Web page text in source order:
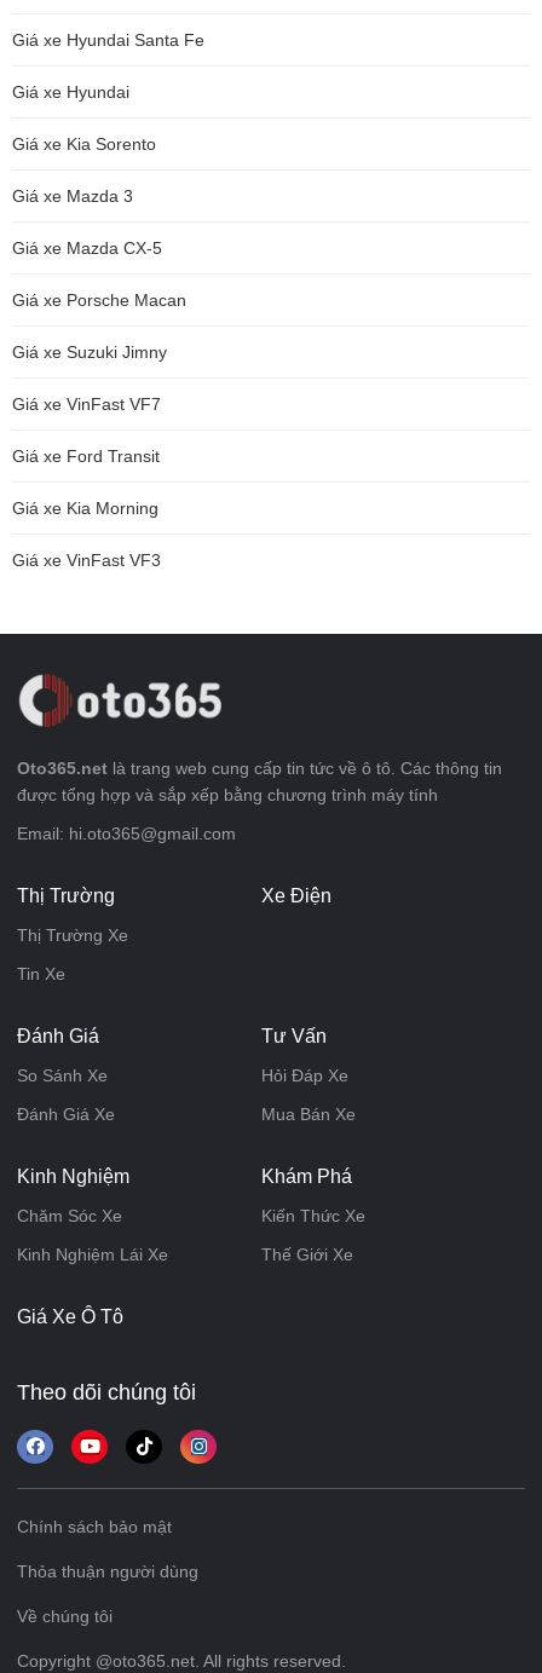
Giá xe Hyundai Santa Fe
Giá xe Hyundai
Giá xe Kia Sorento
Giá xe Mazda 3
Giá xe Mazda CX-5
Giá xe Porsche Macan
Giá xe Suzuki Jimny
Giá xe VinFast VF7
Giá xe Ford Transit
Giá xe Kia Morning
Giá xe VinFast VF3
Oto365.net là trang web cung cấp tin tức về ô tô. Các thông tin
được tổng hợp và sắp xếp bằng chương trình máy tính
Email: hi.oto365@gmail.com
Thị Trường
Thị Trường Xe
Tin Xe
Xe Điện
Đánh Giá
So Sánh Xe
Đánh Giá Xe
Tư Vấn
Hỏi Đáp Xe
Mua Bán Xe
Kinh Nghiệm
Chăm Sóc Xe
Kinh Nghiệm Lái Xe
Khám Phá
Kiến Thức Xe
Thế Giới Xe
Giá Xe Ô Tô
Theo dõi chúng tôi
Chính sách bảo mật
Thỏa thuận người dùng
Về chúng tôi
Copyright @oto365.net. All rights reserved.